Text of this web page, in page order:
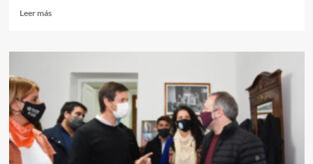
Leer másLeer
Katopodis
Sabbatella
recorrieron
obras
del
Parque
Industrial